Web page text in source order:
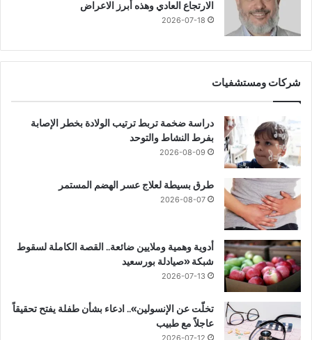
الارتجاع العادي وهذه أبرز الاعراض
2026-07-18
شركات ومستشفيات
دراسة ضخمة تربط ترتيب الولادة بخطر الإصابة
بفرط النشاط والتوحد
2026-08-09
طرق بسيطة لعلاج عسر الهضم المستمر
2026-08-07
أدوية وهمية وملايين ضائعة.. القصة الكاملة لسقوط
شبكة «صيادلة بورسعيد
2026-07-13
تخلّت عن الإنسولين».. ادعاء بشأن طفلة يفتح تحقيقاً
عاجلاً مع طبيب
2026-07-12